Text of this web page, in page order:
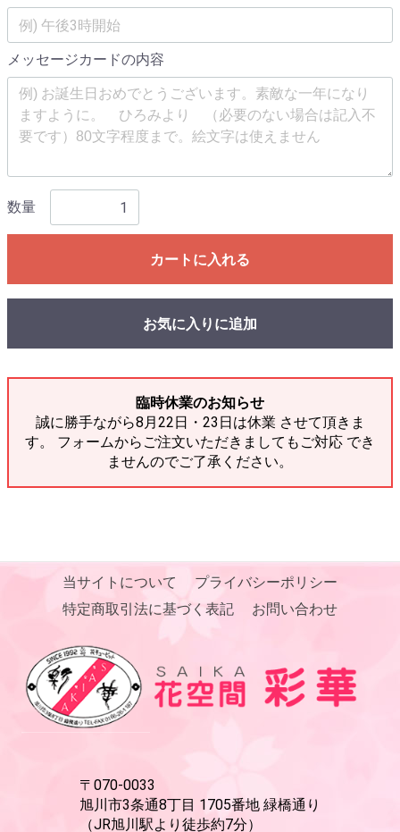
メッセージカードの内容
数量
カートに入れる
お気に入りに追加
臨時休業のお知らせ
誠に勝手ながら8月22日・23日は休業 させて頂きま
す。 フォームからご注文いただきましてもご対応 でき
ませんのでご了承ください。
当サイトについて
プライバシーポリシー
特定商取引法に基づく表記
お問い合わせ
〒070-0033
旭川市3条通8丁目 1705番地 緑橋通り
（JR旭川駅より徒歩約7分）